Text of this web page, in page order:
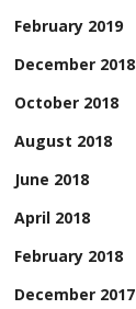
February 2019
December 2018
October 2018
August 2018
June 2018
April 2018
February 2018
December 2017